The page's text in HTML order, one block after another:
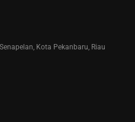
Kota Pekanbaru, Riau